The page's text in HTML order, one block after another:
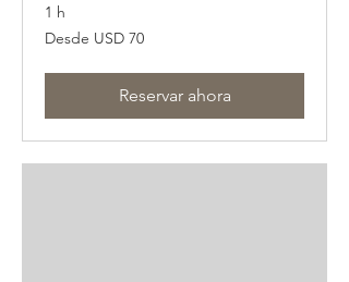
1 h
Desde
70
Desde USD 70
Reservar ahora